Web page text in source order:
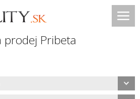
prodej Pribeta